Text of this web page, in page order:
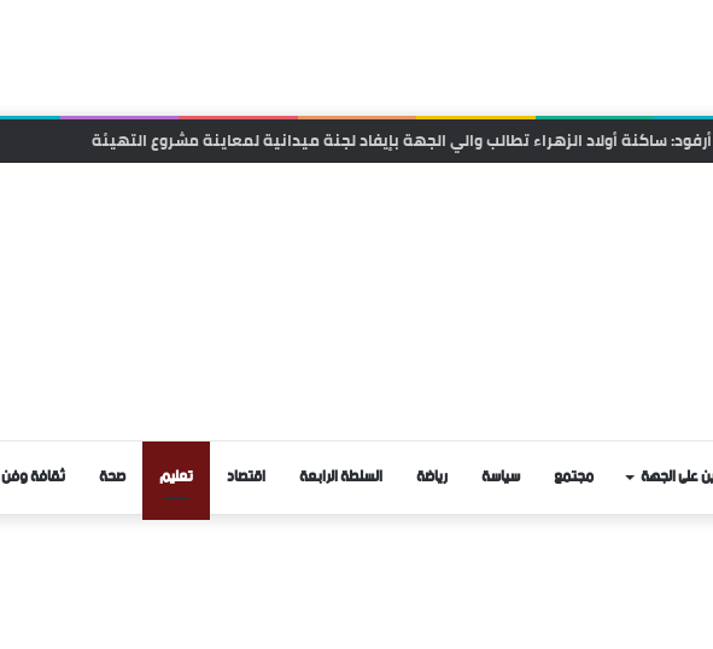
الرشيدية.. انطلاق قافلة طبية مجانية لتقريب الخدمات الصحية من ساكنة تنجداد وفركلة العليا
على الجهة مجتمع سياسة رياضة السلطة الرابعة اقتصاد تعليم صحة ثقافة وفن